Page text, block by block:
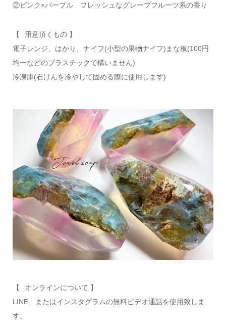
②ピンク×パープル フレッシュなグレープフルーツ系の香り
【⠀用意頂くもの 】
電子レンジ、はかり、ナイフ(小型の果物ナイフ)まな板(100円
均一などのプラスチックで構いません)
冷凍庫(石けんを冷やして固める際に使用します)
【⠀オンラインについて 】
LINE、またはインスタグラムの無料ビデオ通話を使用致しま
す。